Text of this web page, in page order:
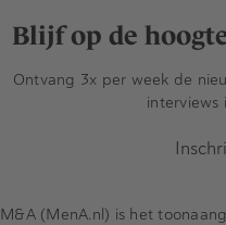
Blijf op de
Ontvang 3x per week de
interviews
M&A (MenA.nl) is het